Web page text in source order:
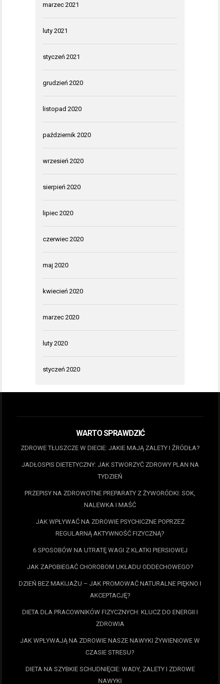
marzec 2021
luty 2021
styczeń 2021
grudzień 2020
listopad 2020
październik 2020
wrzesień 2020
sierpień 2020
lipiec 2020
czerwiec 2020
maj 2020
kwiecień 2020
marzec 2020
luty 2020
styczeń 2020
WARTO SPRAWDZIĆ
ZDROWE TŁUSZCZE W DIECIE: JAKIE MAJĄ ZALETY I ŹRÓDŁA?
JADŁOSPIS DIETETYCZNY: JAK STWORZYĆ ZDROWY PLAN NA
TYDZIEŃ
PRZEPISY NA ZDROWOTNE PREPARATY Z ŻYWORÓDKI: SOK,
NALEWKA I MAŚĆ
JAK WPŁYWAĆ NA ZDROWIE PSYCHICZNE POPRZEZ
REGULARNĄ AKTYWNOŚĆ FIZYCZNĄ?
6 SPOSOBÓW NA UTRATĘ WAGI Z KLATKI PIERSIOWEJ
JAK ZAPOBIEGAĆ CHOROBOM UKŁADU ODDECHOWEGO?
DZIEŃ BEZ MAKIJAŻU – JAK PROMOWAĆ NATURALNE PIĘKNO I
AKCEPTACJĘ?
DIETA DLA PRACOWNIKÓW FIZYCZNYCH: KLUCZ DO ENERGII I
ZDROWIA
JAK WPŁYWAJĄ NA ZDROWIE NASZE NAWYKI ŻYWIENIOWE W
CZASIE STRESU?
DIETA NA SZYBKIE SCHUDNIĘCIE: WADY, ZALETY I ZDROWE
NAWYKI